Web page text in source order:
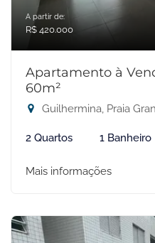
A partir de:
R$ 420.000
Apartamento à
60m²
Guilhermina, Praia
2 Quartos 1 Banheiro
Mais informações